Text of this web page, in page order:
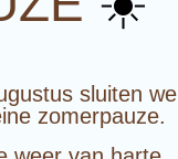
sluiten we
zomerpauze.